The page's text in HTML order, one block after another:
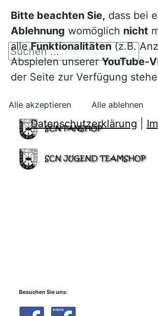
Suchen ...
Besuchen Sie uns:
Bitte beachten Sie, dass bei
Ablehnung womöglich nicht
alleFunktionalitäten(z.B.
Abspielen unsererYouTube-
der Seite zur Verfügung
Alle akzeptieren Alle ablehnen
Datenschutzerklärung